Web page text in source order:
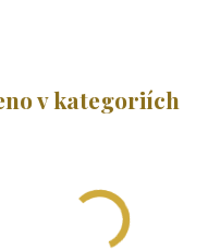
v kategoriích